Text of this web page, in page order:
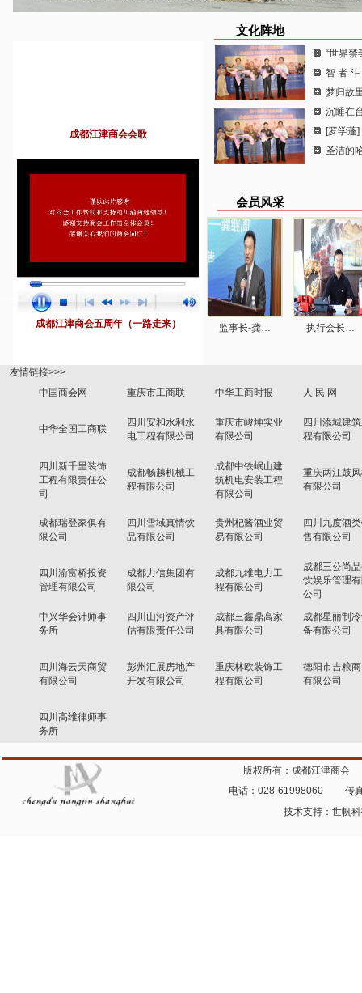
文化阵地
成都江津商会会歌
成都江津商会五周年（一路走来）
“世界禁
智 者 斗
梦归故
沉睡在
[罗学蓬
圣洁的
会员风采
监事长-龚… 执行会长…
友情链接>>>
中国商会网
重庆市工商联 中华工商时报 人 民 网
中华全国工商联
四川安和水利水
电工程有限公司
重庆市峻坤实业
有限公司
四川添城建
程有限公司
四川新千里装饰
工程有限责任公
司
成都畅越机械工
程有限公司
成都中铁岷山建
筑机电安装工程
有限公司
重庆两江鼓
有限公司
成都瑞登家俱有
限公司
四川雪域真情饮
品有限公司
贵州杞酱酒业贸
易有限公司
四川九度酒
售有限公司
四川渝富桥投资
管理有限公司
成都力信集团有
限公司
成都九维电力工
程有限公司
成都三公尚
饮娱乐管理
公司
中兴华会计师事
务所
四川山河资产评
估有限责任公司
成都三鑫鼎高家
具有限公司
成都星丽制
备有限公司
四川海云天商贸
有限公司
彭州汇展房地产
开发有限公司
重庆林欧装饰工
程有限公司
德阳市吉粮
有限公司
四川高维律师事
务所
版权所有：成都江津商
电话：028-61998060 传
技术支持： 世帆